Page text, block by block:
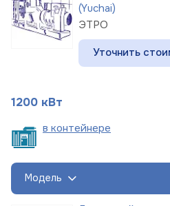
(Yuchai)
ЭТРО
Уточнить
1200 кВт
в контейнере
Модель